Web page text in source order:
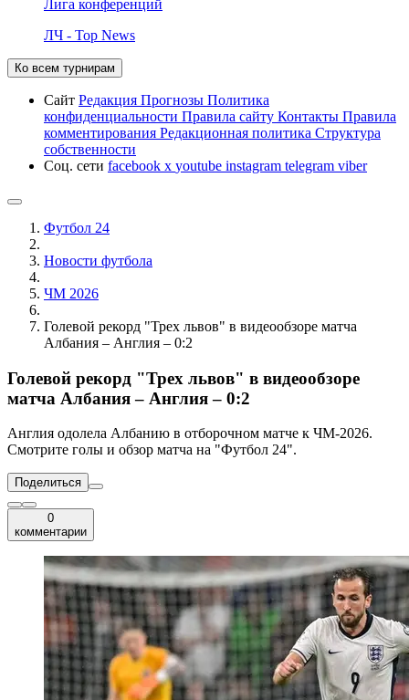
Лига конференций
ЛЧ - Top News
Ко всем турнирам
Сайт Редакция Прогнозы Политика
конфиденциальности Правила сайту Контакты Правила
комментирования Редакционная политика Структура
собственности
Соц. сети facebook x youtube instagram telegram viber
Футбол 24
Новости футбола
ЧМ 2026
Голевой рекорд "Трех львов" в видеообзоре матча
Албания – Англия – 0:2
Голевой рекорд "Трех львов" в видеообзоре
матча Албания – Англия – 0:2
Англия одолела Албанию в отборочном матче к ЧМ-2026.
Смотрите голы и обзор матча на "Футбол 24".
Поделиться
0
комментарии